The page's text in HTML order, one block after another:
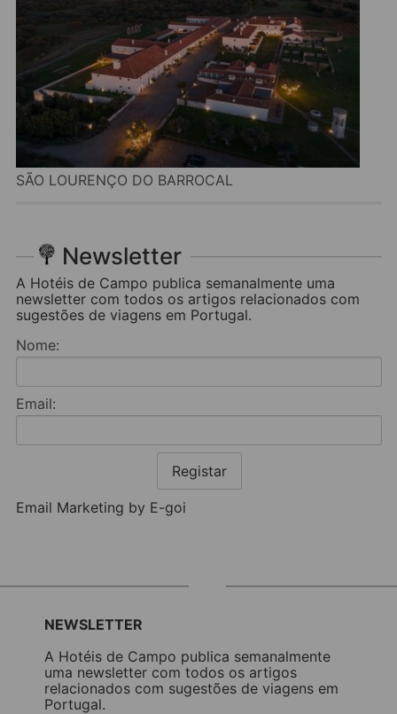
SÃO LOURENÇO DO BARROCAL
Newsletter
A Hotéis de Campo publica semanalmente uma
newsletter com todos os artigos relacionados com
sugestões de viagens em Portugal.
Nome:
Email:
Registar
Email Marketing by E-goi
NEWSLETTER
A Hotéis de Campo publica semanalmente
uma newsletter com todos os artigos
relacionados com sugestões de viagens em
Portugal.